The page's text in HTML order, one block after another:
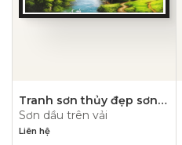
Tranh sơn thủy đẹp sơn
dầu- PN1125
Sơn dầu trên vải
Liên hệ